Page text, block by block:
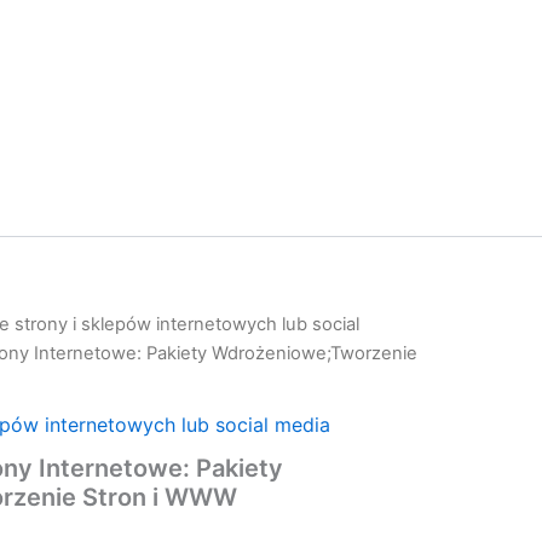
strony i sklepów internetowych lub social
Internetowe: Pakiety Wdrożeniowe;Tworzenie
internetowych lub social media
Internetowe: Pakiety
Stron i WWW